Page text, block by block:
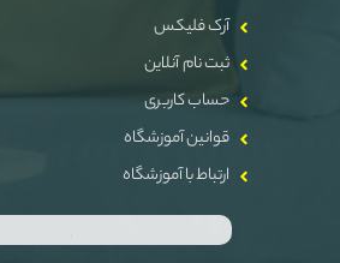
آرک فلیکس
ثبت نام آنلاین
حساب کاربری
قوانین آموزشگاه
ارتباط با آموزشگاه